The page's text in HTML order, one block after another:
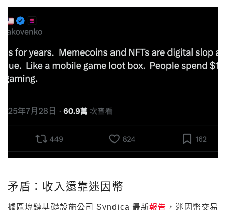
矛盾：收入還靠迷因幣
據區塊鏈基礎設施公司 Syndica 最新報告，迷因幣交易
62%，金額約 16 億美元；第二季單季網路收入高達
2.71 億美元，再創新高。換言之，Yakovenko 口中的